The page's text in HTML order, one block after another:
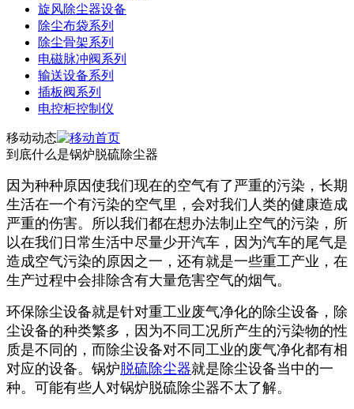
旋风除尘器设备
除尘布袋系列
除尘骨架系列
电磁脉冲阀系列
输送设备系列
插板阀系列
电控柜控制仪
移动动态
到底什么是锅炉脱硫除尘器
因为种种原因使我们现在的空气有了严重的污染，长期
生活在一个有污染的空气里，会对我们人类的健康造成
严重的伤害。所以我们都在想办法制止空气的污染，所
以在我们日常生活中尽量少开汽车，因为汽车的尾气是
造成空气污染的原因之一，还有就是一些重工产业，在
生产过程中会排除含有大量危害空气的烟气。
环保除尘设备就是针对重工业废气净化的除尘设备，除
尘设备的种类繁多，因为不同工况所产生的污染物的性
质是不同的，而除尘设备对不同工业的废气净化都有相
对应的设备。锅炉脱硫除尘器就是除尘设备当中的一
种。可能有些人对锅炉脱硫除尘器不太了解。